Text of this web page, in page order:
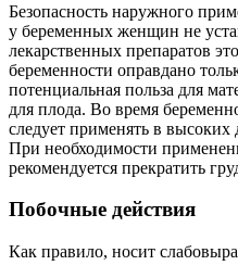
Безопасность наружного
у беременных женщин не
лекарственных препаратов
беременности оправдано
потенциальная польза для
для плода. Во время
следует применять в высоких
При необходимости
рекомендуется прекратить
Побочные действия
Как правило, носит